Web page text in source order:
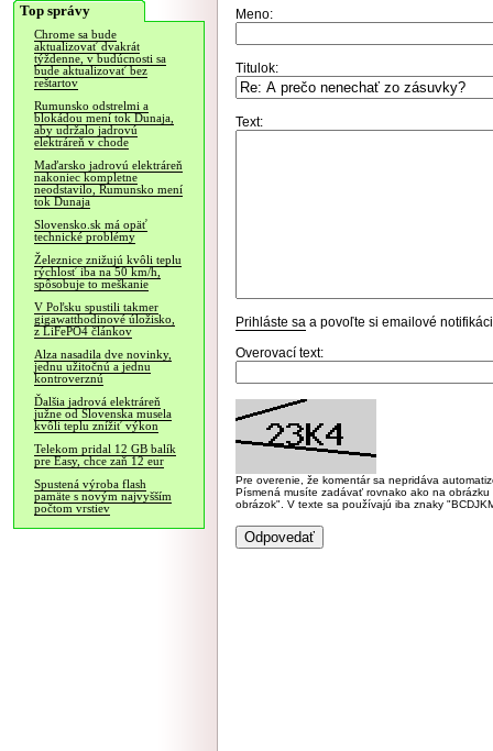
Top správy
Chrome sa bude
aktualizovať dvakrát
týždenne, v budúcnosti sa
bude aktualizovať bez
reštartov
Rumunsko odstrelmi a
blokádou mení tok Dunaja,
aby udržalo jadrovú
elektráreň v chode
Maďarsko jadrovú elektráreň
nakoniec kompletne
neodstavilo, Rumunsko mení
tok Dunaja
Slovensko.sk má opäť
technické problémy
Železnice znižujú kvôli teplu
rýchlosť iba na 50 km/h,
spôsobuje to meškanie
V Poľsku spustili takmer
gigawatthodinové úložisko,
z LiFePO4 článkov
Alza nasadila dve novinky,
jednu užitočnú a jednu
kontroverznú
Ďalšia jadrová elektráreň
južne od Slovenska musela
kvôli teplu znížiť výkon
Telekom pridal 12 GB balík
pre Easy, chce zaň 12 eur
Spustená výroba flash
pamäte s novým najvyšším
počtom vrstiev
Meno:
Titulok:
Text:
Prihláste sa a povoľte si emailové
Overovací text:
Pre overenie, že komentár sa nepridáva
Písmená musíte zadávať rovnako ako na
obrázok". V texte sa používajú iba znaky